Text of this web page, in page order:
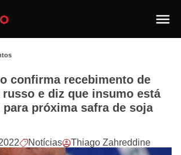
confirma recebimento de
e diz que insumo está
próxima safra de soja
Notícias Thiago Zahreddine